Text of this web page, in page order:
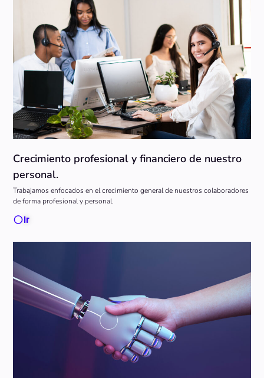
Crecimiento profesional y financiero de nuestro
personal.
Trabajamos enfocados en el crecimiento general de nuestros colaboradores
de forma profesional y personal.
Ir